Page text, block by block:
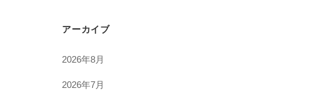
アーカイブ
2026年8月
2026年7月